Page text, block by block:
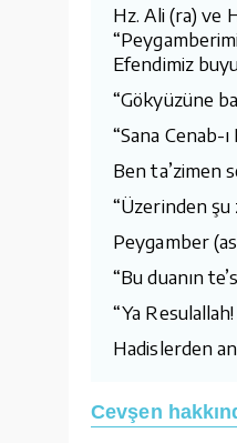
Hz. Ali (ra) ve
Efendimiz
“Gökyüzüne
“Sana Cenab-
Ben ta’zimen
“Üzerinden şu
Peygamber
“Bu duanın
“Ya
Hadislerden
Cevşen